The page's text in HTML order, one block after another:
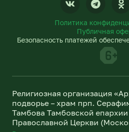
k
e
e
g
m
d
o
k
s
i
k
i
Политика
Публичная
Безопасность платежей
Религиозная организация
подворье – храм прп.
Тамбова Тамбовской
Православной Церкви